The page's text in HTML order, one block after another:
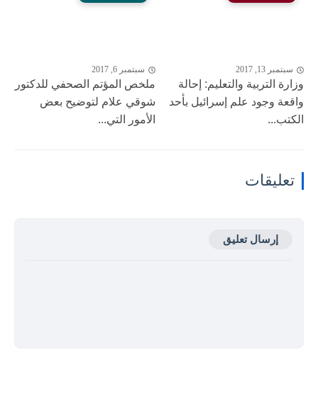
سبتمبر 13, 2017
وزارة التربية والتعليم: إحالة
واقعة وجود علم إسرائيل بأحد
الكتب...
سبتمبر 6, 2017
ملخص المؤتم الصحفي للدكتور
شوقي علام لتوضيح بعض
الأمور التي...
تعليقات
إرسال تعليق